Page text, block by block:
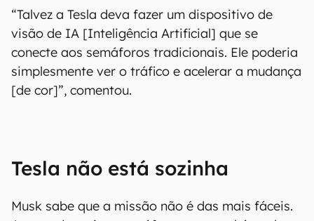
“Talvez a Tesla deva fazer um dispositivo de
visão de IA [Inteligência Artificial] que se
conecte aos semáforos tradicionais. Ele poderia
simplesmente ver o tráfico e acelerar a mudança
[de cor]”, comentou.
Tesla não está sozinha
Musk sabe que a missão não é das mais fáceis.